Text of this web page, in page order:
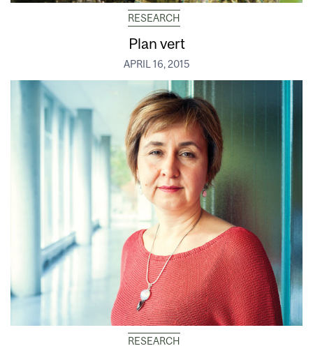
RESEARCH
Plan vert
APRIL 16, 2015
RESEARCH